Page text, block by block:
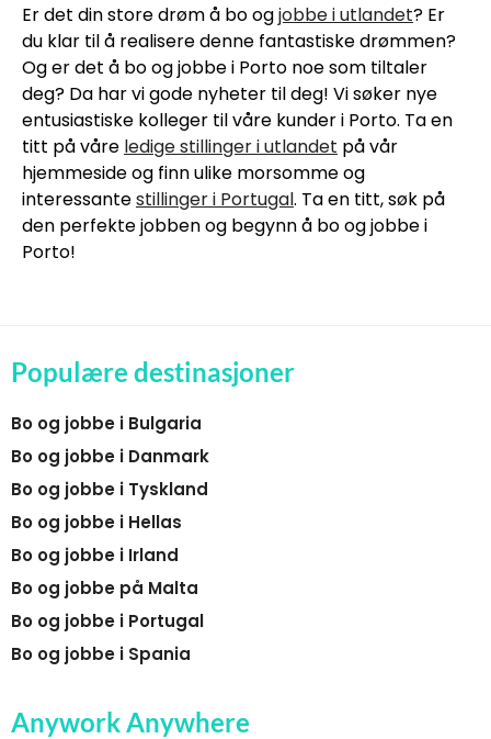
Er det din store drøm å bo ogjobbe i utlandet? Er
du klar til å realisere denne fantastiske drømmen?
Og er det å bo og jobbe i Porto noe som tiltaler
deg? Da har vi gode nyheter til deg! Vi søker nye
entusiastiske kolleger til våre kunder i Porto. Ta en
titt på våre ledige stillinger i utlandet på vår
hjemmeside og finn ulike morsomme og
interessantestillinger i Portugal. Ta en titt, søk på
den perfekte jobben og begynn å bo og jobbe i
Porto!
Populære destinasjoner
Bo og jobbe i Bulgaria
Bo og jobbe i Danmark
Bo og jobbe i Tyskland
Bo og jobbe i Hellas
Bo og jobbe i Irland
Bo og jobbe på Malta
Bo og jobbe i Portugal
Bo og jobbe i Spania
Anywork Anywhere